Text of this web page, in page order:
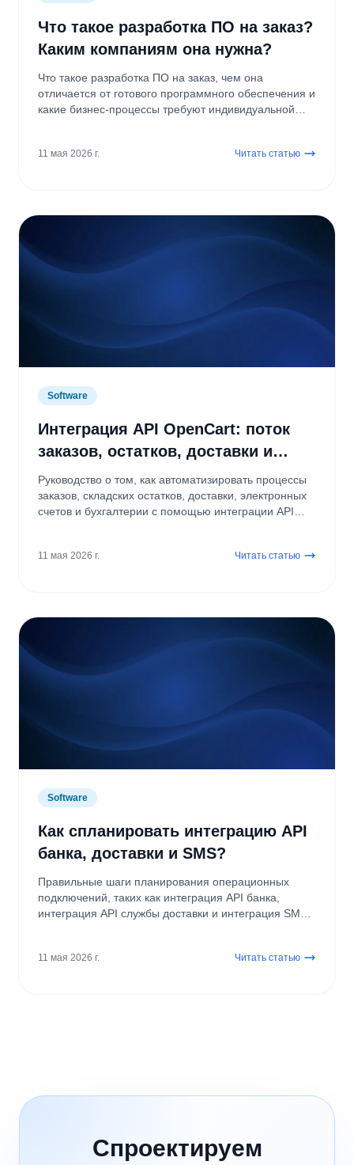
Что такое разработка ПО на заказ?
Каким компаниям она нужна?
Что такое разработка ПО на заказ, чем она
отличается от готового программного обеспечения и
какие бизнес-процессы требуют индивидуальной
11 мая 2026 г. Читать статью
Software
Интеграция API OpenCart: поток
заказов, остатков, доставки и
бухгалтерии
Руководство о том, как автоматизировать процессы
заказов, складских остатков, доставки, электронных
счетов и бухгалтерии с помощью интеграции API
11 мая 2026 г. Читать статью
Software
Как спланировать интеграцию API
банка, доставки и SMS?
Правильные шаги планирования операционных
подключений, таких как интеграция API банка,
интеграция API службы доставки и интеграция SMS
11 мая 2026 г. Читать статью
Спроектируем